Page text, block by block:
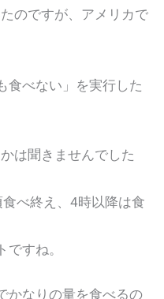
のですが、アメリカで
べない」を実行した
は聞きませんでした
べ終え、4時以降は食
すね。
かなりの量を食べるの